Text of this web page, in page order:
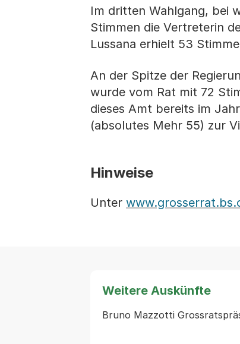
Im dritten Wahlgang, bei
Stimmen die Vertreterin
Lussana erhielt 53
An der Spitze der
wurde vom Rat mit 72
dieses Amt bereits im
(absolutes Mehr 55) zur
Hinweise
Unter
Weitere Auskünfte
Bruno Mazzotti